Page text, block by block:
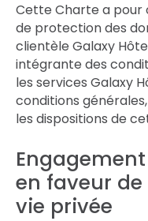
Cette Charte a pour
de protection des
clientèle Galaxy
intégrante des
les services Galaxy
conditions
les dispositions de
en faveur
vie privée